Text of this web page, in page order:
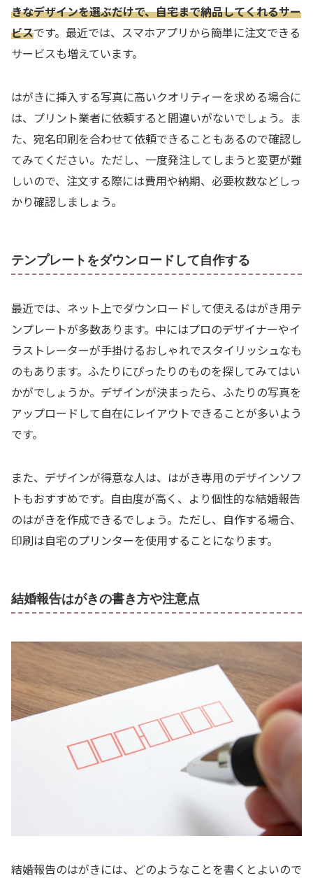
きなデザインを選ぶだけで、自宅まで納品してくれるサー
ビスです。最近では、スマホアプリから簡単に注文できる
サービスも増えています。
はがきに挿入する写真に高いクオリティーを求める場合に
は、プリント業者に依頼すると間違いがないでしょう。ま
た、宛名印刷を合わせて依頼できることもあるので確認し
てみてください。ただし、一度発注してしまうと変更が難
しいので、注文する際には費用や納期、必要枚数などしっ
かり確認しましょう。
テンプレートをダウンロードして自作する
最近では、ネット上でダウンロードして使えるはがき用テ
ンプレートが多数あります。中にはプロのデザイナーやイ
ラストレーターが手掛けるおしゃれでスタイリッシュなも
のもあります。ふたりにぴったりのものを探してみてはい
かがでしょうか。デザインが決まったら、ふたりの写真を
アップロードして自在にレイアウトできることが多いよう
です。
また、デザインが得意な人は、はがき専用のデザインソフ
トもおすすめです。自由度が高く、より個性的な結婚報告
のはがきを作成できるでしょう。ただし、自作する場合、
印刷は自宅のプリンターを使用することになります。
結婚報告はがきの書き方や注意点
結婚報告のはがきには、どのようなことを書くとよいので